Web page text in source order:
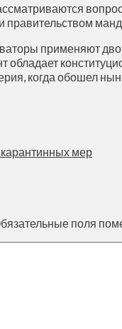
применяют
обладает
когда обошел
мер
поля